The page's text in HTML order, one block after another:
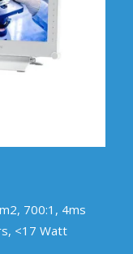
700:1, 4ms
<17 Watt